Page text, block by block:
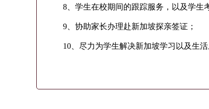
8、学生在校期间的跟踪服务，以及学生
9、协助家长办理赴新加坡探亲签证；
10、尽力为学生解决新加坡学习以及生活